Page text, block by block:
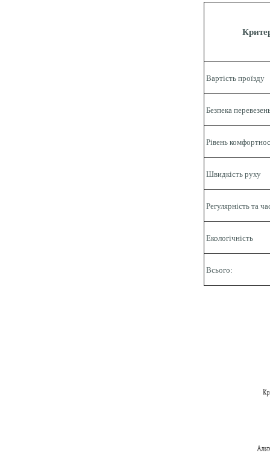
Вартість проїзду
Безпека
Рівень
Швидкість руху
Регулярність та
Екологічність
Всього: